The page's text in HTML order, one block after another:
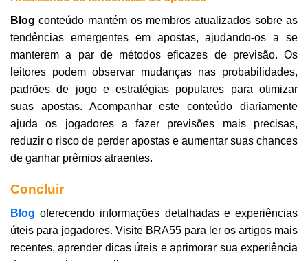
Blogconteúdo mantém os membros atualizados sobre as
tendências emergentes em apostas, ajudando-os a se
manterem a par de métodos eficazes de previsão. Os
leitores podem observar mudanças nas probabilidades,
padrões de jogo e estratégias populares para otimizar
suas apostas. Acompanhar este conteúdo diariamente
ajuda os jogadores a fazer previsões mais precisas,
reduzir o risco de perder apostas e aumentar suas chances
de ganhar prêmios atraentes.
Concluir
Blog oferecendo informações detalhadas e experiências
úteis para jogadores. Visite BRA55 para ler os artigos mais
recentes, aprender dicas úteis e aprimorar sua experiência